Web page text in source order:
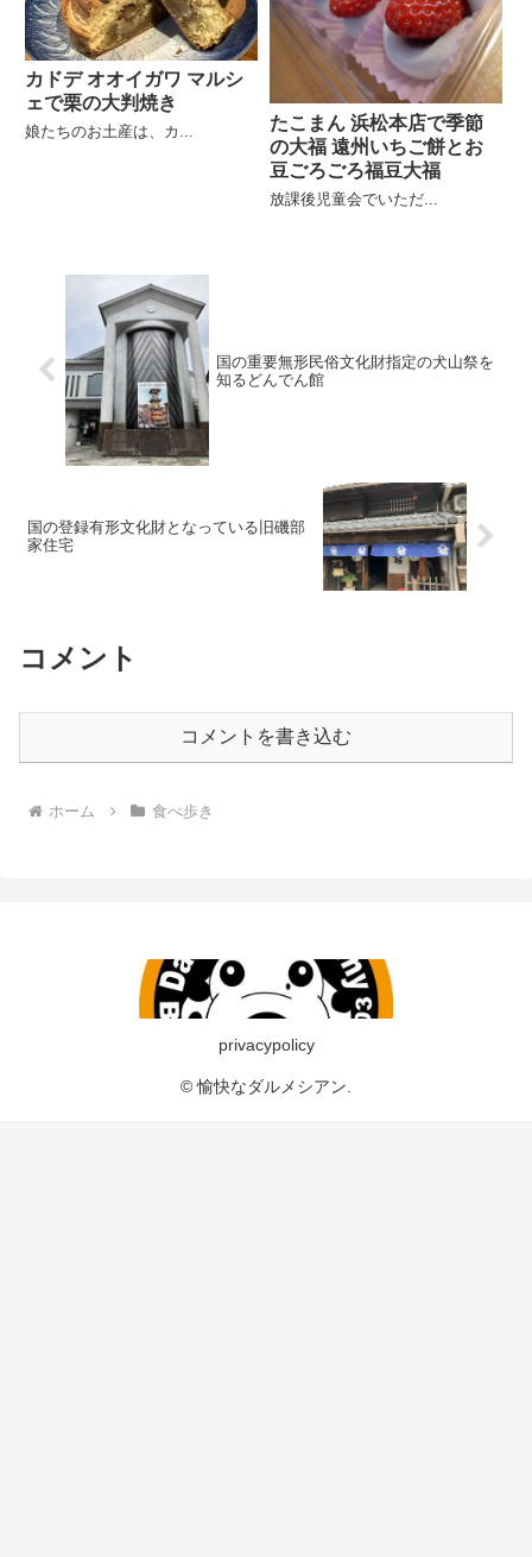
カドデ オオイガワ マルシ
ェで栗の大判焼き
娘たちのお土産は、カ...
たこまん 浜松本店で季節
の大福 遠州いちご餅とお
豆ごろごろ福豆大福
放課後児童会でいただ...
国の重要無形民俗文化財指定の犬山祭を
知るどんでん館
国の登録有形文化財となっている旧磯部
家住宅
コメント
コメントを書き込む
ホーム 食べ歩き
privacypolicy
© 愉快なダルメシアン.